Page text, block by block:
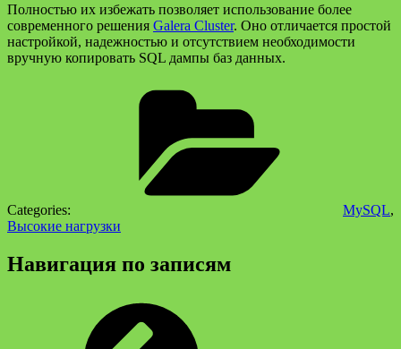
Полностью их избежать позволяет использование более
современного решения Galera Cluster. Оно отличается простой
настройкой, надежностью и отсутствием необходимости
вручную копировать SQL дампы баз данных.
Categories: MySQL,
Высокие нагрузки
Навигация по записям